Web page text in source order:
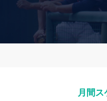
月間ス